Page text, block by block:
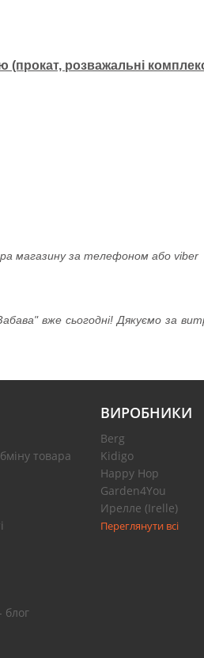
(прокат, розважальні
магазину за телефоном або viber
вже сьогодні! Дякуємо за
товара
блог
ВИРОБНИКИ
Berg
Kidigo
Happy Hop
Garden4You
Ирелле (Irelle)
Переглянути всі